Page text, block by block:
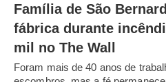
Família de São
fábrica durante
mil no The Wall
Foram mais de 40 anos de